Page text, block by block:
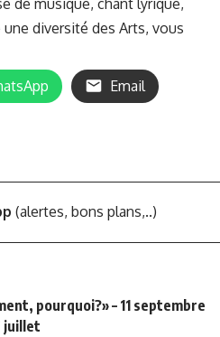
diversité des Arts, vous
Email
(alertes, bons plans,..)
pourquoi?» – 11 septembre
juillet